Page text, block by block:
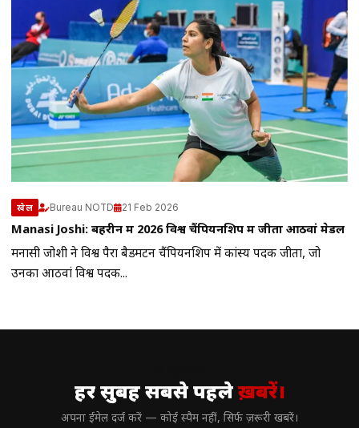
खेल Bureau NOTD 21 Feb 2026
Manasi Joshi: बहरीन में 2026 विश्व चैंपियनशिप में जीता आठवां मेडल
मनासी जोशी ने विश्व पैरा बैडमिंटन चैंपियनशिप में कांस्य पदक जीता, जो
उनका आठवां विश्व पदक...
हर सुबह सबसे पहलेख़बरें।
अपना ईमेल दर्ज करें — कोई स्पैम नहीं, सिर्फ ज़रूरी खबरें।